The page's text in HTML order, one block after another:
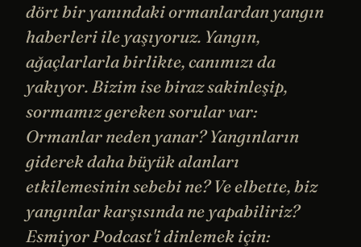
dört bir yanındaki ormanlardan yangın
haberleri ile yaşıyoruz. Yangın,
ağaçlarlarla birlikte, canımızı da
yakıyor. Bizim ise biraz sakinleşip,
sormamız gereken sorular var:
Ormanlar neden yanar? Yangınların
giderek daha büyük alanları
etkilemesinin sebebi ne? Ve elbette, biz
yangınlar karşısında ne yapabiliriz?
Esmiyor Podcast'i dinlemek için: